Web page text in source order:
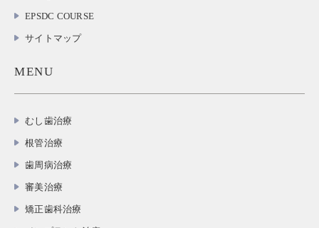
EPSDC COURSE
サイトマップ
MENU
むし歯治療
根管治療
歯周病治療
審美治療
矯正歯科治療